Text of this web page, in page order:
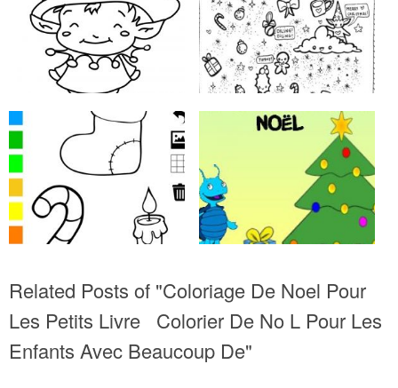
Related Posts of "Coloriage De Noel Pour
Les Petits Livre Colorier De No L Pour Les
Enfants Avec Beaucoup De"